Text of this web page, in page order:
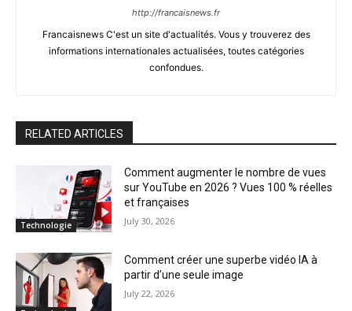
http://francaisnews.fr
Francaisnews C'est un site d'actualités. Vous y trouverez des
informations internationales actualisées, toutes catégories
confondues.
RELATED ARTICLES
Technologie
Comment augmenter le nombre de vues
sur YouTube en 2026 ? Vues 100 % réelles
et françaises
July 30, 2026
Comment créer une superbe vidéo IA à
partir d’une seule image
July 22, 2026